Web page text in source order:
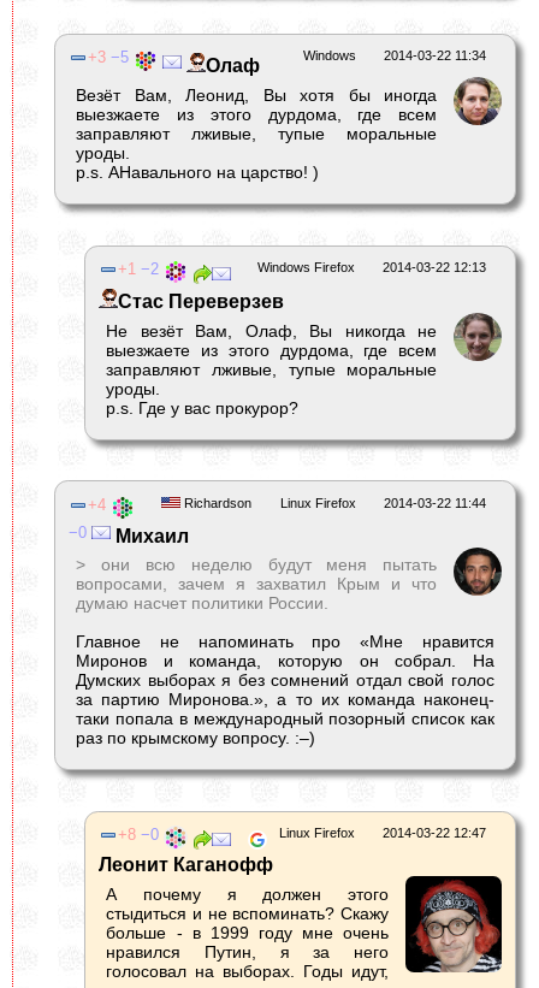
2014-03-22 11:34
Windows
3 5 Олаф
Везёт Вам, Леонид, Вы хотя бы иногда
выезжаете из этого дурдома, где всем
заправляют лживые, тупые моральные
уроды.
р.s. АНавального на царство! )
2014-03-22 12:13
Windows Firefox
1 2
Стас Переверзев
Не везёт Вам, Олаф, Вы никогда не
выезжаете из этого дурдома, где всем
заправляют лживые, тупые моральные
уроды.
р.s. Где у вас прокурор?
2014-03-22 11:44
Linux Firefox
Richardson
4
0
Михаил
> они всю неделю будут меня пытать
вопросами, зачем я захватил Крым и что
думаю насчет политики России.
Главное не напоминать про «Мне нравится
Миронов и команда, которую он собрал. На
Думских выборах я без сомнений отдал свой голос
за партию Миронова.», а то их команда наконец-
таки попала в международный позорный список как
раз по крымскому вопросу. :–)
2014-03-22 12:47
Linux Firefox
8 0
Леонит Каганофф
А почему я должен этого
стыдиться и не вспоминать? Скажу
больше - в 1999 году мне очень
нравился Путин, я за него
голосовал на выборах. Годы идут,